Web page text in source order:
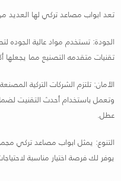
تعد ابواب مصاعد تركي لها العديد
الجودة: تستخدم مواد عالية
تقنيات متقدمه التصنيع مما يجعلها
الأمان: تلتزم الشركات التركية
وتعمل باستخدام أحدث التقنيت
عطل.
التنوع: يمثل ابواب مصاعد تركي
يوفر لك فرصة اختيار مناسبة